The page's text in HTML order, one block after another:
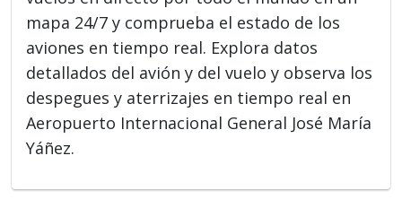
mapa 24/7 y comprueba el estado de los
aviones en tiempo real. Explora datos
detallados del avión y del vuelo y observa los
despegues y aterrizajes en tiempo real en
Aeropuerto Internacional General José María
Yáñez.